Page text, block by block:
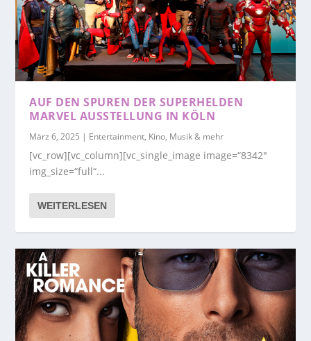
AUF DEN SPUREN DER SUPERHELDEN
MARVEL AUSSTELLUNG IN KÖLN
März 6, 2025 | Entertainment, Kino, Musik & mehr
[vc_row][vc_column][vc_single_image image=“8342″
img_size=“full“...
WEITERLESEN